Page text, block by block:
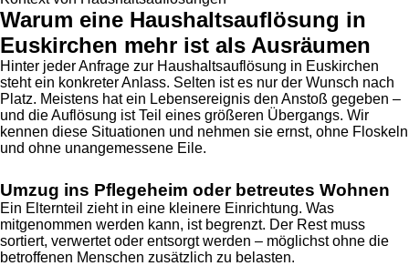
Warum eine Haushaltsauflösung in
Euskirchen mehr ist als Ausräumen
Hinter jeder Anfrage zur Haushaltsauflösung in Euskirchen
steht ein konkreter Anlass. Selten ist es nur der Wunsch nach
Platz. Meistens hat ein Lebensereignis den Anstoß gegeben –
und die Auflösung ist Teil eines größeren Übergangs. Wir
kennen diese Situationen und nehmen sie ernst, ohne Floskeln
und ohne unangemessene Eile.
Umzug ins Pflegeheim oder betreutes Wohnen
Ein Elternteil zieht in eine kleinere Einrichtung. Was
mitgenommen werden kann, ist begrenzt. Der Rest muss
sortiert, verwertet oder entsorgt werden – möglichst ohne die
betroffenen Menschen zusätzlich zu belasten.